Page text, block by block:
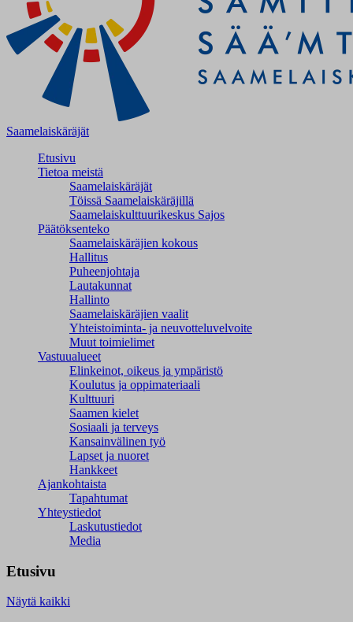
Saamelaiskäräjät
Etusivu
Tietoa meistä
Saamelaiskäräjät
Töissä Saamelaiskäräjillä
Saamelaiskulttuuri­keskus Sajos
Päätöksenteko
Saamelaiskäräjien kokous
Hallitus
Puheenjohtaja
Lautakunnat
Hallinto
Saamelaiskäräjien vaalit
Yhteistoiminta- ja neuvotteluvelvoite
Muut toimielimet
Vastuualueet
Elinkeinot, oikeus ja ympäristö
Koulutus ja oppimateriaali
Kulttuuri
Saamen kielet
Sosiaali ja terveys
Kansainvälinen työ
Lapset ja nuoret
Hankkeet
Ajankohtaista
Tapahtumat
Yhteystiedot
Laskutustiedot
Media
Etusivu
Näytä kaikki